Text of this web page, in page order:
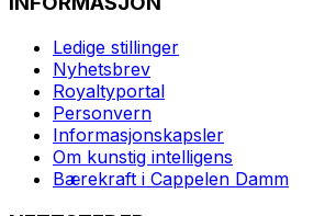
Ledige stillinger
Nyhetsbrev
Royaltyportal
Personvern
Informasjonskapsler
Om kunstig intelligens
Bærekraft i Cappelen Damm